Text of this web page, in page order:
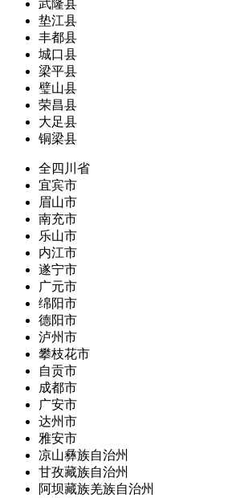
武隆县
垫江县
丰都县
城口县
梁平县
璧山县
荣昌县
大足县
铜梁县
全四川省
宜宾市
眉山市
南充市
乐山市
内江市
遂宁市
广元市
绵阳市
德阳市
泸州市
攀枝花市
自贡市
成都市
广安市
达州市
雅安市
凉山彝族自治州
甘孜藏族自治州
阿坝藏族羌族自治州